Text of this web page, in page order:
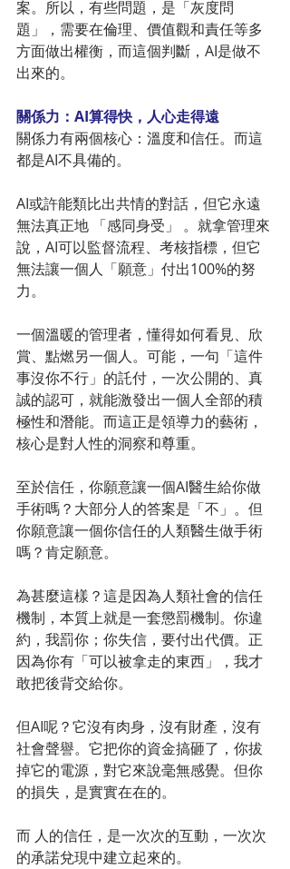
案。所以，有些問題，是「灰度問
題」，需要在倫理、價值觀和責任等多
方面做出權衡，而這個判斷，AI是做不
出來的。
關係力：AI算得快，人心走得遠
關係力有兩個核心：溫度和信任。而這
都是AI不具備的。
AI或許能類比出共情的對話，但它永遠
無法真正地 「感同身受」 。就拿管理來
說，AI可以監督流程、考核指標，但它
無法讓一個人「願意」付出100%的努
力。
一個溫暖的管理者，懂得如何看見、欣
賞、點燃另一個人。可能，一句「這件
事沒你不行」的託付，一次公開的、真
誠的認可，就能激發出一個人全部的積
極性和潛能。而這正是領導力的藝術，
核心是對人性的洞察和尊重。
至於信任，你願意讓一個AI醫生給你做
手術嗎？大部分人的答案是「不」。但
你願意讓一個你信任的人類醫生做手術
嗎？肯定願意。
為甚麼這樣？這是因為人類社會的信任
機制，本質上就是一套懲罰機制。你違
約，我罰你；你失信，要付出代價。正
因為你有「可以被拿走的東西」，我才
敢把後背交給你。
但AI呢？它沒有肉身，沒有財產，沒有
社會聲譽。它把你的資金搞砸了，你拔
掉它的電源，對它來說毫無感覺。但你
的損失，是實實在在的。
而 人的信任，是一次次的互動，一次次
的承諾兌現中建立起來的。